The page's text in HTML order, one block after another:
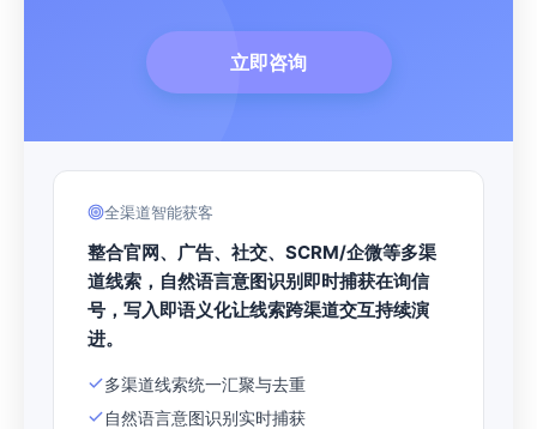
立即咨询
全渠道智能获客
整合官网、广告、社交、SCRM/企微等多渠
道线索，自然语言意图识别即时捕获在询信
号，写入即语义化让线索跨渠道交互持续演
进。
多渠道线索统一汇聚与去重
自然语言意图识别实时捕获